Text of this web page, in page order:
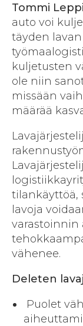
Tommi
auto voi
täyden
kuljetusten
ole niin
missään
määrää
tilankäyttöä,
lavoja
varastoinnin
vähenee.
Deleten
Puolet